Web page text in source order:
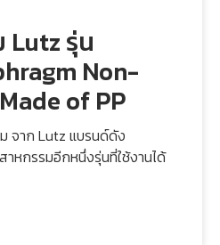
Lutz รุ่น
Non-
of PP
จาก Lutz แบรนด์ดัง
หกรรมอีกหนึ่งรุ่นที่ใช้งานได้